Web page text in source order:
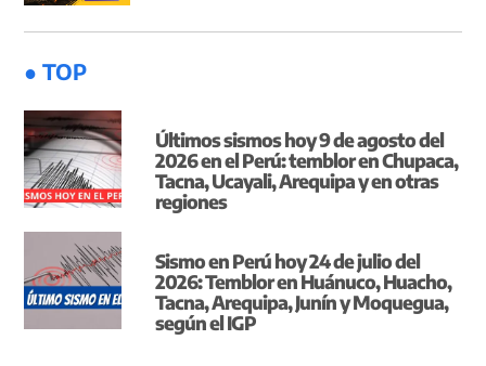
● TOP
Últimos sismos hoy 9 de agosto del
2026 en el Perú: temblor en Chupaca,
Tacna, Ucayali, Arequipa y en otras
regiones
Sismo en Perú hoy 24 de julio del
2026: Temblor en Huánuco, Huacho,
Tacna, Arequipa, Junín y Moquegua,
según el IGP